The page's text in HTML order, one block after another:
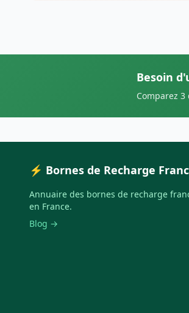
Besoin
Comparez
⚡ Bornes de Recharge
Annuaire des bornes de recharge
en France.
Blog →